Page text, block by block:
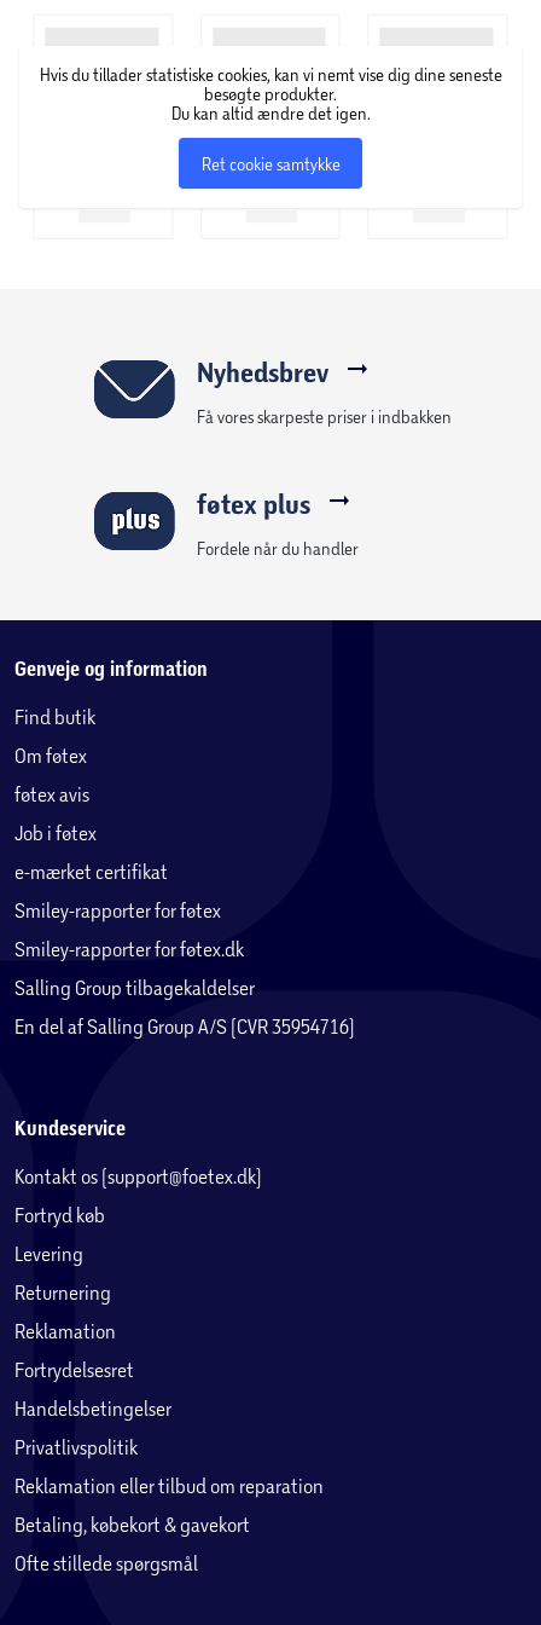
diameter på Ø68 mm
Bagstivere for ekstra stabilitet
Velegnet til træning af skud, afleveringer og
Fastgøres til underlaget med stålpløkker
Samles ved hjælp af medfølgende
Egnet til brug i haven, skolegården eller på
fællesarealer
Hvis du tillader statistiske cookies, kan vi nemt vise dig dine seneste
besøgte produkter.
Du kan altid ændre det igen.
Ret cookie samtykke
Nyhedsbrev
Få vores skarpeste priser i indbakken
føtex plus
Fordele når du handler
Genveje og information
Find butik
Om føtex
føtex avis
Job i føtex
e-mærket certifikat
Smiley-rapporter for føtex
Smiley-rapporter for føtex.dk
Salling Group tilbagekaldelser
En del af Salling Group A/S (CVR 35954716)
Kundeservice
Kontakt os (support@foetex.dk)
Fortryd køb
Levering
Returnering
Reklamation
Fortrydelsesret
Handelsbetingelser
Privatlivspolitik
Reklamation eller tilbud om reparation
Betaling, købekort & gavekort
Ofte stillede spørgsmål